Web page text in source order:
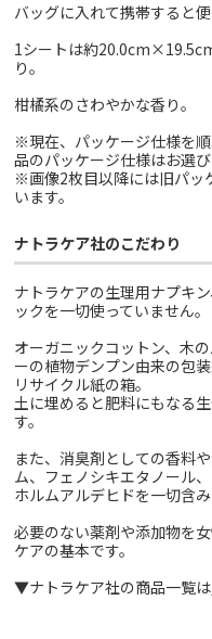
バッグに入れて携帯すると便
1シートは約
り。
柑橘系のさわやかな香り。
※現在、パッケージ仕様を
品のパッケージ仕様はお選び
※画像2枚目以降には旧パッ
います。
ナトラケア社のこだわり
ナトラケアの生理用ナプキ
ックを一切使っていません。
オーガニックコットン、木
ーの植物デンプン由来の包装
リサイクル紙の箱。
土に埋めると肥料にもなる
す。
また、消臭剤としての香料
ム、フェノシキエタノール、
ホルムアルデヒドを一切含み
必要のない薬剤や添加物を
ケアの基本です。
▼ナトラケア社の商品一覧は